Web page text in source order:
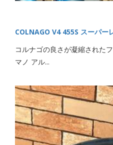
COLNAGO V4 455S スーパー
コルナゴの良さが凝縮された
マノ アル...